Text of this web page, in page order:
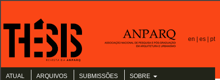
en | es | pt
ATUAL ARQUIVOS SUBMISSÕES SOBRE